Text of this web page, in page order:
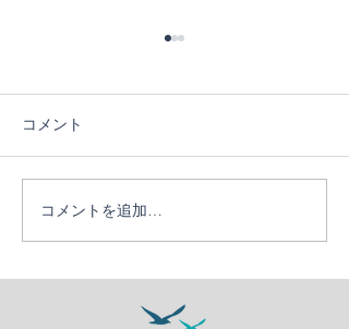
２クール最終日！「サプ
ライズを添えて」
コメント
コメントを追加…